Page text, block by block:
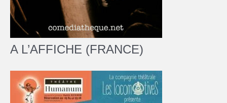
A L’AFFICHE (FRANCE)